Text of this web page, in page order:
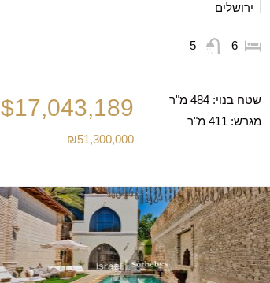
ירושלים
6
5
שטח בנוי: 484 מ"ר
מגרש: 411 מ"ר
$17,043,189
₪51,300,000